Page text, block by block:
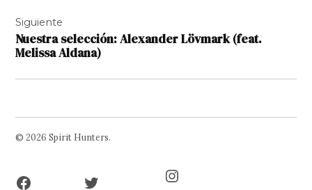
Siguiente
Nuestra selección: Alexander Lövmark (feat.
Melissa Aldana)
© 2026 Spirit Hunters.